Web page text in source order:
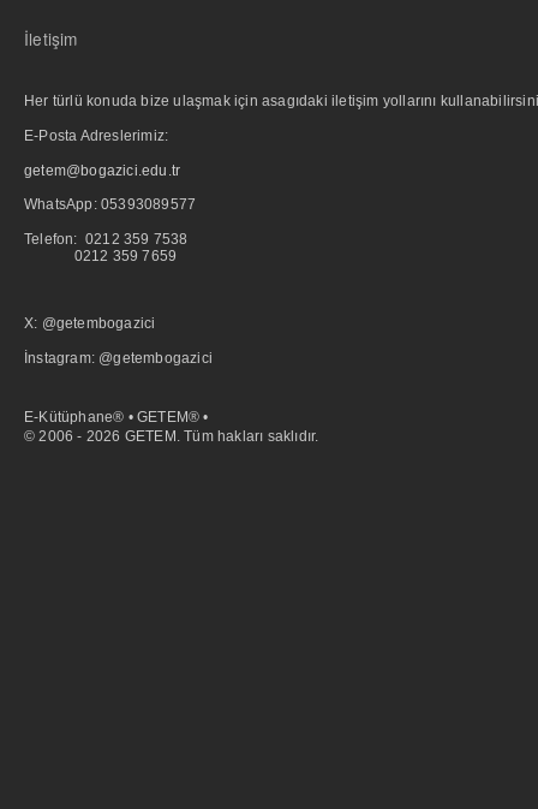
İletişim
Her türlü konuda bize ulaşmak için asagıdaki iletişim yollarını
E-Posta Adreslerimiz:
getem@bogazici.edu.tr
WhatsApp: 05393089577
Telefon: 0212 359 7538
0212 359 7659
X: @getembogazici
İnstagram: @getembogazici
E-Kütüphane® • GETEM® •
© 2006 - 2026 GETEM. Tüm hakları saklıdır.